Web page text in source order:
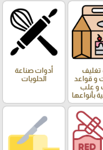
و قواعد
و علب
بأنواعها
أدوات صناعة
الحلويات